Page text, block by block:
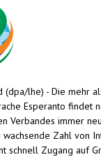
(dpa/lhe) - Die mehr
Esperanto findet
Verbandes immer
wachsende Zahl von
schnell Zugang auf